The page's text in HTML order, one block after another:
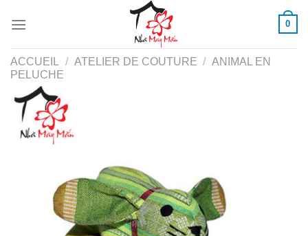
0
ACCUEIL / ATELIER DE COUTURE / ANIMAL EN
PELUCHE